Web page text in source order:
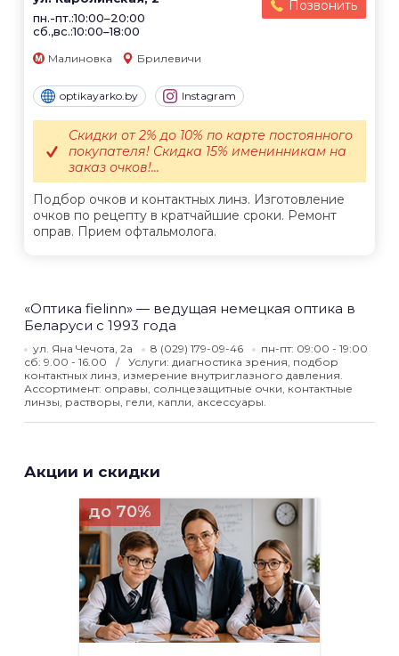
пн.-пт.:10:00–20:00
сб.,вс.:10:00–18:00
Позвонить
Малиновка Брилевичи
optikayarko.by Instagram
Подбор очков и контактных линз. Изготовление
очков по рецепту в кратчайшие сроки. Ремонт
оправ. Прием офтальмолога.
Скидки от 2% до 10% по карте постоянного
покупателя! Скидка 15% именинникам на
заказ очков!...
«Оптика fielinn» — ведущая немецкая оптика в
Беларуси с 1993 года
ул. Яна Чечота, 2а 8 (029) 179-09-46
пн-пт: 09:00 - 19:00
сб: 9.00 - 16.00
Услуги: диагностика зрения, подбор
контактных линз, измерение внутриглазного давления.
Ассортимент: оправы, солнцезащитные очки, контактные
линзы, растворы, гели, капли, аксессуары.
Акции и скидки
до 70%